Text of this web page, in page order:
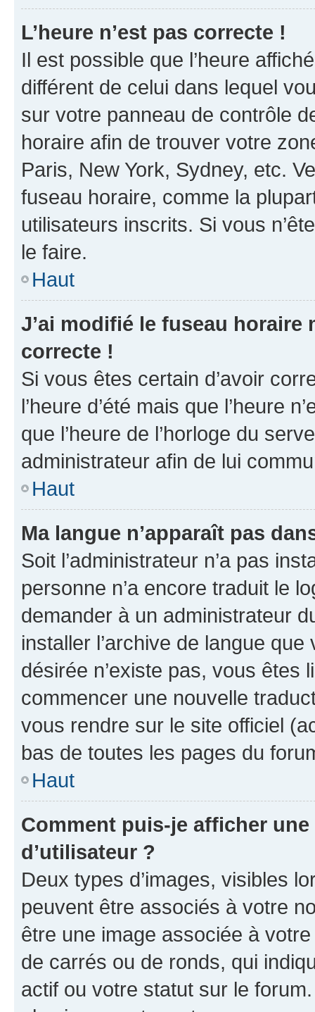
L’heure n’est pas correcte !
Il est possible que l’heure
différent de celui dans lequel
sur votre panneau de contrôle
horaire afin de trouver votre
Paris, New York, Sydney, etc.
fuseau horaire, comme la
utilisateurs inscrits. Si vous
le faire.
Haut
J’ai modifié le fuseau horaire
correcte !
Si vous êtes certain d’avoir
l’heure d’été mais que l’heure
que l’heure de l’horloge du
administrateur afin de lui
Haut
Ma langue n’apparaît pas
Soit l’administrateur n’a pas
personne n’a encore traduit le
demander à un administrateur
installer l’archive de langue
désirée n’existe pas, vous êtes
commencer une nouvelle
vous rendre sur le site officiel
bas de toutes les pages du
Haut
Comment puis-je afficher
d’utilisateur ?
Deux types d’images, visibles
peuvent être associés à votre
être une image associée à
de carrés ou de ronds, qui
actif ou votre statut sur le